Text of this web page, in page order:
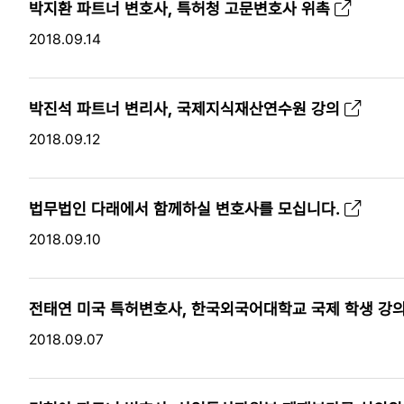
박지환 파트너 변호사, 특허청 고문변호사 위촉
2018.09.14
박진석 파트너 변리사, 국제지식재산연수원 강의
2018.09.12
법무법인 다래에서 함께하실 변호사를 모십니다.
2018.09.10
전태연 미국 특허변호사, 한국외국어대학교 국제 학생 강
2018.09.07